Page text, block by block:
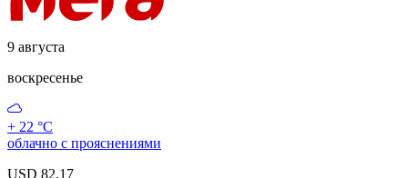
9 августа
воскресенье
+ 22 °С
облачно с прояснениями
USD 82.17